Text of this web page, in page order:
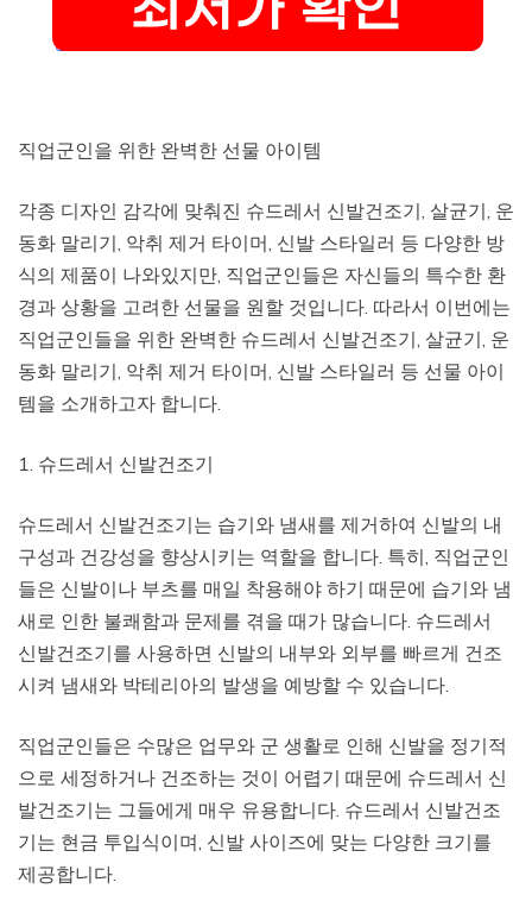
직업군인을 위한 완벽한 선물 아이템
각종 디자인 감각에 맞춰진 슈드레서 신발건조기, 살균기, 운
동화 말리기, 악취 제거 타이머, 신발 스타일러 등 다양한 방
식의 제품이 나와있지만, 직업군인들은 자신들의 특수한 환
경과 상황을 고려한 선물을 원할 것입니다. 따라서 이번에는
직업군인들을 위한 완벽한 슈드레서 신발건조기, 살균기, 운
동화 말리기, 악취 제거 타이머, 신발 스타일러 등 선물 아이
템을 소개하고자 합니다.
1. 슈드레서 신발건조기
슈드레서 신발건조기는 습기와 냄새를 제거하여 신발의 내
구성과 건강성을 향상시키는 역할을 합니다. 특히, 직업군인
들은 신발이나 부츠를 매일 착용해야 하기 때문에 습기와 냄
새로 인한 불쾌함과 문제를 겪을 때가 많습니다. 슈드레서
신발건조기를 사용하면 신발의 내부와 외부를 빠르게 건조
시켜 냄새와 박테리아의 발생을 예방할 수 있습니다.
직업군인들은 수많은 업무와 군 생활로 인해 신발을 정기적
으로 세정하거나 건조하는 것이 어렵기 때문에 슈드레서 신
발건조기는 그들에게 매우 유용합니다. 슈드레서 신발건조
기는 현금 투입식이며, 신발 사이즈에 맞는 다양한 크기를
제공합니다.